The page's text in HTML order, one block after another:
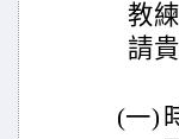
教
請
(一)